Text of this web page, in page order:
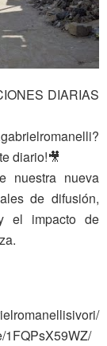
DIARIAS
diario!🎥
nuestra nueva
de difusión,
el impacto de
1FQPsX59WZ/